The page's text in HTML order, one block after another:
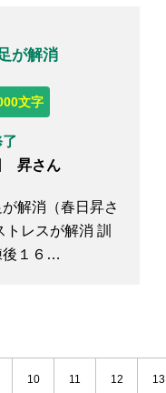
が解消
文字
昇さん
解消（春日昇さ
レスが解消 訓
後１６…
10 11 12 13